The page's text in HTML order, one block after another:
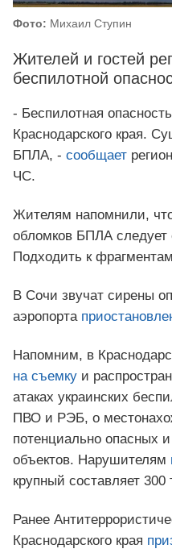
Фото: Михаил Ступин
Жителей и гостей
беспилотной
- Беспилотная
Краснодарского края.
БПЛА, - сообщает
ЧС.
Жителям напомнили,
обломков БПЛА следует
Подходить к
В Сочи звучат сирены
аэропорта
Напомним, в
на съемку и
атаках украинских
ПВО и РЭБ, о
потенциально опасных
объектов. Нарушителям
крупный составляет
Ранее
Краснодарского края